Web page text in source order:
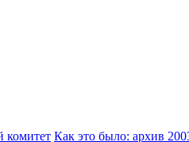
комитет Как это было: архив